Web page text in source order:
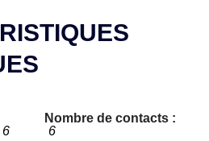
6
Nombre de contacts :
6